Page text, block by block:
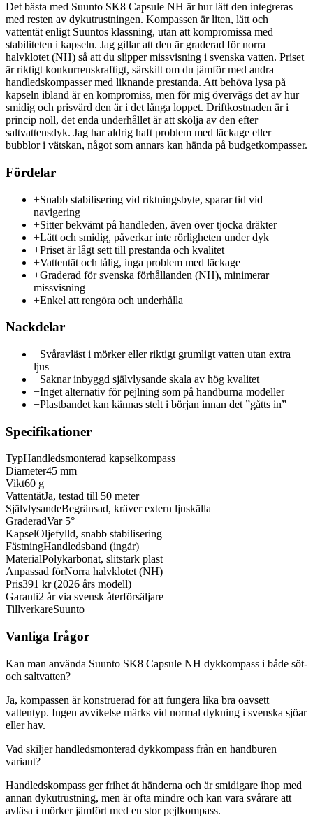
Det bästa med Suunto SK8 Capsule NH är hur lätt den integreras
med resten av dykutrustningen. Kompassen är liten, lätt och
vattentät enligt Suuntos klassning, utan att kompromissa med
stabiliteten i kapseln. Jag gillar att den är graderad för norra
halvklotet (NH) så att du slipper missvisning i svenska vatten. Priset
är riktigt konkurrenskraftigt, särskilt om du jämför med andra
handledskompasser med liknande prestanda. Att behöva lysa på
kapseln ibland är en kompromiss, men för mig övervägs det av hur
smidig och prisvärd den är i det långa loppet. Driftkostnaden är i
princip noll, det enda underhållet är att skölja av den efter
saltvattensdyk. Jag har aldrig haft problem med läckage eller
bubblor i vätskan, något som annars kan hända på budgetkompasser.
Fördelar
+Snabb stabilisering vid riktningsbyte, sparar tid vid
navigering
+Sitter bekvämt på handleden, även över tjocka dräkter
+Lätt och smidig, påverkar inte rörligheten under dyk
+Priset är lågt sett till prestanda och kvalitet
+Vattentät och tålig, inga problem med läckage
+Graderad för svenska förhållanden (NH), minimerar
missvisning
+Enkel att rengöra och underhålla
Nackdelar
−Svåravläst i mörker eller riktigt grumligt vatten utan extra
ljus
−Saknar inbyggd självlysande skala av hög kvalitet
−Inget alternativ för pejlning som på handburna modeller
−Plastbandet kan kännas stelt i början innan det ”gåtts in”
Specifikationer
TypHandledsmonterad kapselkompass
Diameter45 mm
Vikt60 g
VattentätJa, testad till 50 meter
SjälvlysandeBegränsad, kräver extern ljuskälla
GraderadVar 5°
KapselOljefylld, snabb stabilisering
FästningHandledsband (ingår)
MaterialPolykarbonat, slitstark plast
Anpassad förNorra halvklotet (NH)
Pris391 kr (2026 års modell)
Garanti2 år via svensk återförsäljare
TillverkareSuunto
Vanliga frågor
Kan man använda Suunto SK8 Capsule NH dykkompass i både söt-
och saltvatten?
Ja, kompassen är konstruerad för att fungera lika bra oavsett
vattentyp. Ingen avvikelse märks vid normal dykning i svenska sjöar
eller hav.
Vad skiljer handledsmonterad dykkompass från en handburen
variant?
Handledskompass ger frihet åt händerna och är smidigare ihop med
annan dykutrustning, men är ofta mindre och kan vara svårare att
avläsa i mörker jämfört med en stor pejlkompass.